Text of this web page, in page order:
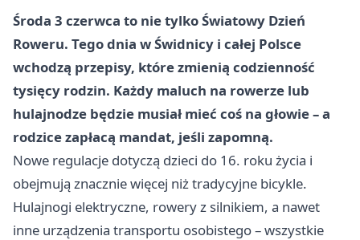
Środa 3 czerwca to nie tylko Światowy Dzień
Roweru. Tego dnia w Świdnicy i całej Polsce
wchodzą przepisy, które zmienią codzienność
tysięcy rodzin. Każdy maluch na rowerze lub
hulajnodze będzie musiał mieć coś na głowie – a
rodzice zapłacą mandat, jeśli zapomną.
Nowe regulacje dotyczą dzieci do 16. roku życia i
obejmują znacznie więcej niż tradycyjne bicykle.
Hulajnogi elektryczne, rowery z silnikiem, a nawet
inne urządzenia transportu osobistego – wszystkie